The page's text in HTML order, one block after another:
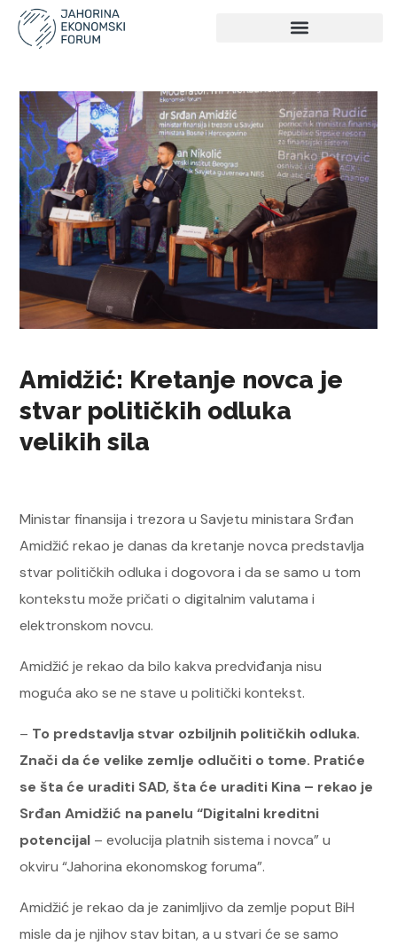
Amidžić: Kretanje novca je
stvar političkih odluka
velikih sila
Ministar finansija i trezora u Savjetu ministara Srđan
Amidžić rekao je danas da kretanje novca predstavlja
stvar političkih odluka i dogovora i da se samo u tom
kontekstu može pričati o digitalnim valutama i
elektronskom novcu.
Amidžić je rekao da bilo kakva predviđanja nisu
moguća ako se ne stave u politički kontekst.
– To predstavlja stvar ozbiljnih političkih odluka.
Znači da će velike zemlje odlučiti o tome. Pratiće
se šta će uraditi SAD, šta će uraditi Kina – rekao je
Srđan Amidžić na panelu “Digitalni kreditni
potencijal – evolucija platnih sistema i novca” u
okviru “Jahorina ekonomskog foruma”.
Amidžić je rekao da je zanimljivo da zemlje poput BiH
misle da je njihov stav bitan, a u stvari će se samo